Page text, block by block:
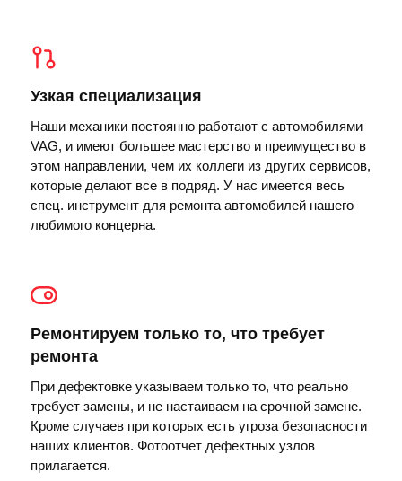
Узкая специализация
Наши механики постоянно работают с автомобилями
VAG, и имеют большее мастерство и преимущество в
этом направлении, чем их коллеги из других сервисов,
которые делают все в подряд. У нас имеется весь
спец. инструмент для ремонта автомобилей нашего
любимого концерна.
Ремонтируем только то, что требует
ремонта
При дефектовке указываем только то, что реально
требует замены, и не настаиваем на срочной замене.
Кроме случаев при которых есть угроза безопасности
наших клиентов. Фотоотчет дефектных узлов
прилагается.